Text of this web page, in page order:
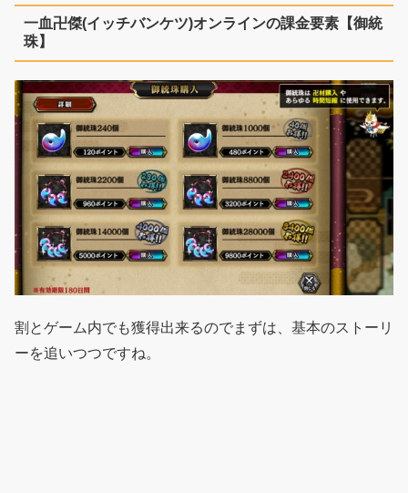
一血卍傑(イッチバンケツ)オンラインの課金要素【御統
珠】
割とゲーム内でも獲得出来るのでまずは、基本のストーリ
ーを追いつつですね。